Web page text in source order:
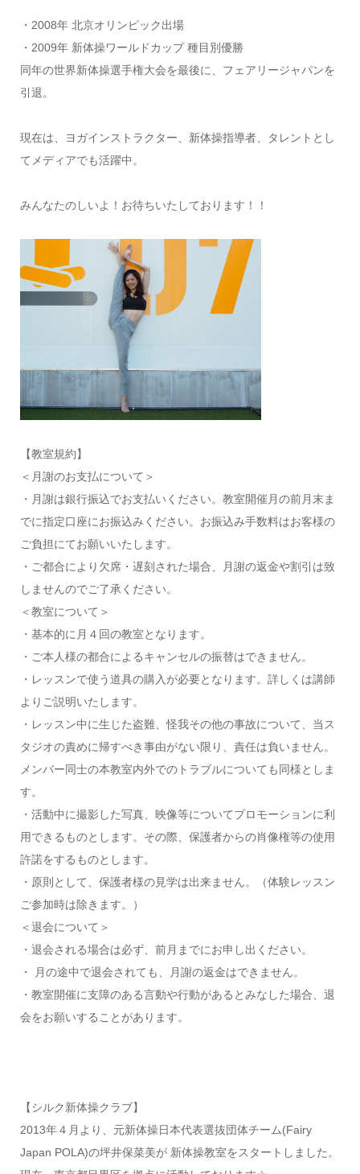
・2008年 北京オリンピック出場
・2009年 新体操ワールドカップ 種目別優勝
同年の世界新体操選手権大会を最後に、フェアリージャパンを
引退。
現在は、ヨガインストラクター、新体操指導者、タレントとし
てメディアでも活躍中。
みんなたのしいよ！お待ちいたしております！！
【教室規約】
＜月謝のお支払について＞
・月謝は銀行振込でお支払いください。教室開催月の前月末ま
でに指定口座にお振込みください。お振込み手数料はお客様の
ご負担にてお願いいたします。
・ご都合により欠席・遅刻された場合、月謝の返金や割引は致
しませんのでご了承ください。
＜教室について＞
・基本的に月４回の教室となります。
・ご本人様の都合によるキャンセルの振替はできません。
・レッスンで使う道具の購入が必要となります。詳しくは講師
よりご説明いたします。
・レッスン中に生じた盗難、怪我その他の事故について、当ス
タジオの責めに帰すべき事由がない限り、責任は負いません。
メンバー同士の本教室内外でのトラブルについても同様としま
す。
・活動中に撮影した写真、映像等についてプロモーションに利
用できるものとします。その際、保護者からの肖像権等の使用
許諾をするものとします。
・原則として、保護者様の見学は出来ません。（体験レッスン
ご参加時は除きます。）
＜退会について＞
・退会される場合は必ず、前月までにお申し出ください。
・ 月の途中で退会されても、月謝の返金はできません。
・教室開催に支障のある言動や行動があるとみなした場合、退
会をお願いすることがあります。
【シルク新体操クラブ】
2013年４月より、元新体操日本代表選抜団体チーム(Fairy
Japan POLA)の坪井保菜美が 新体操教室をスタートしました。